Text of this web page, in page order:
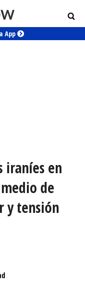
App
iraníes en
de
y tensión